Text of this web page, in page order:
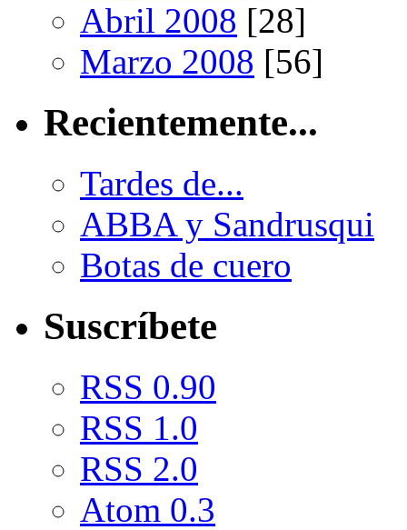
Abril 2008 [28]
Marzo 2008 [56]
Recientemente...
Tardes de...
ABBA y Sandrusqui
Botas de cuero
Suscríbete
RSS 0.90
RSS 1.0
RSS 2.0
Atom 0.3